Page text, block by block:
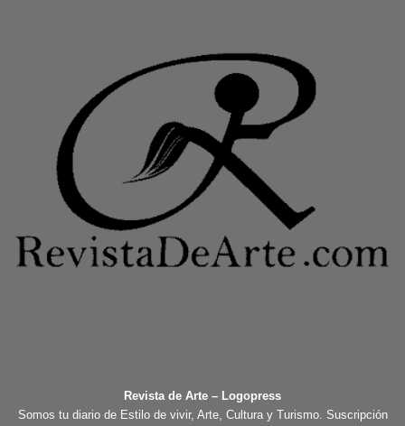
Revista de Arte – Logopress
Somos tu diario de Estilo de vivir, Arte, Cultura y Turismo. Suscripción